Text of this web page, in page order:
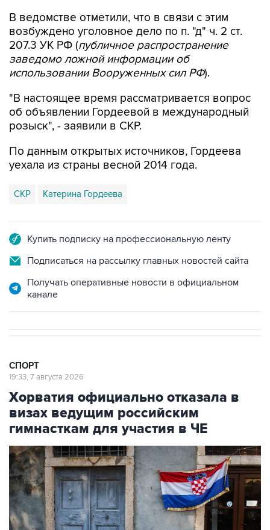
В ведомстве отметили, что в связи с этим
возбуждено уголовное дело по п. "д" ч. 2 ст.
207.3 УК РФ (публичное распространение
заведомо ложной информации об
использовании Вооруженных сил РФ).
"В настоящее время рассматривается вопрос
об объявлении Гордеевой в международный
розыск", - заявили в СКР.
По данным открытых источников, Гордеева
уехала из страны весной 2014 года.
СКР Катерина Гордеева
Купить подписку на профессиональную ленту
Подписаться на рассылку главных новостей сайта
Получать оперативные новости в официальном
канале
СПОРТ
19:33, 7 августа 2026
Хорватия официально отказала в
визах ведущим российским
гимнасткам для участия в ЧЕ